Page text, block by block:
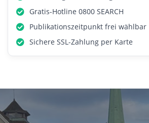
Gratis-Hotline 0800 SEARCH
Publikationszeitpunkt frei wählbar
Sichere SSL-Zahlung per Karte